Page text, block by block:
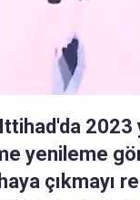
2023
yenileme
çıkmayı